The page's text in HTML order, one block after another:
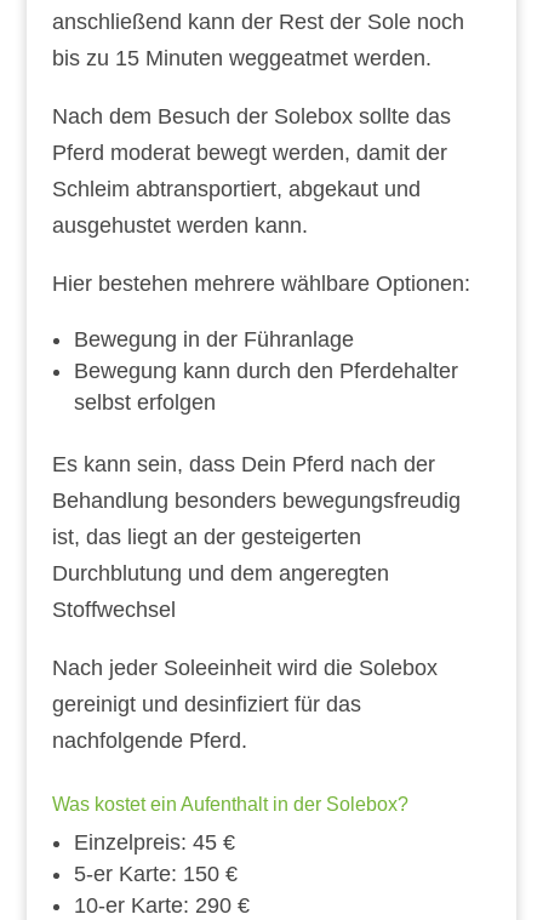
anschließend kann der Rest der Sole noch
bis zu 15 Minuten weggeatmet werden.
Nach dem Besuch der Solebox sollte das
Pferd moderat bewegt werden, damit der
Schleim abtransportiert, abgekaut und
ausgehustet werden kann.
Hier bestehen mehrere wählbare Optionen:
​Bewegung in der Führanlage
Bewegung kann durch den Pferdehalter
selbst erfolgen
Es kann sein, dass Dein Pferd nach der
Behandlung besonders bewegungsfreudig
ist, das liegt an der gesteigerten
Durchblutung und dem angeregten
Stoffwechsel
Nach jeder Soleeinheit wird die Solebox
gereinigt und desinfiziert für das
nachfolgende Pferd.
Was kostet ein Aufenthalt in der Solebox?
Einzelpreis: 45 €
5-er Karte: 150 €
10-er Karte: 290 €